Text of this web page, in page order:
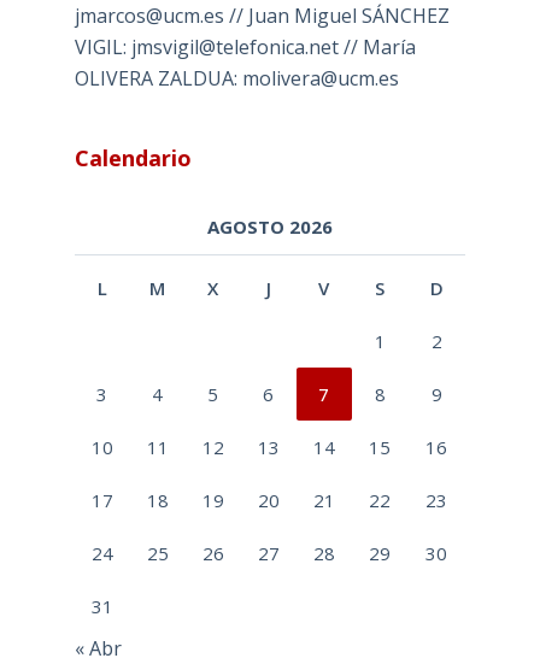
jmarcos@ucm.es // Juan Miguel SÁNCHEZ
VIGIL: jmsvigil@telefonica.net // María
OLIVERA ZALDUA: molivera@ucm.es
Calendario
AGOSTO 2026
L M X J V S D
1 2
3 4 5 6 7 8 9
10 11 12 13 14 15 16
17 18 19 20 21 22 23
24 25 26 27 28 29 30
31
« Abr